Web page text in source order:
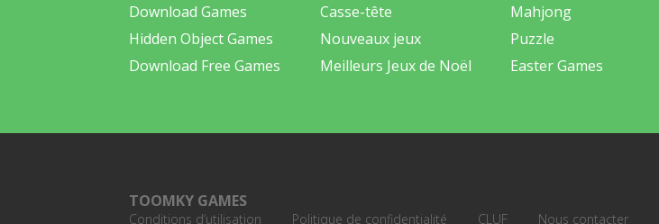
Download Games
Hidden Object Games
Download Free Games
Casse-tête
Nouveaux jeux
Meilleurs Jeux de Noël
Mahjong
Puzzle
Easter Games
TOOMKY GAMES
Conditions d’utilisation
Politique de confidentialité CLUF Nous contacter